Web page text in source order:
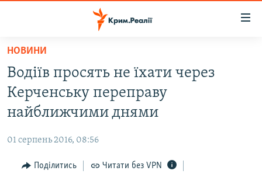
Перейти
основного
матеріалу
Перейти
до
основної
навігації
Перейти
ВОДА.КРИМ
ВІДЕО ТА ФОТО
БЛОГИ
ПОГЛЯД
НОВИНИ
Водіїв просять не їхати через
Керченську переправу
найближчими днями
01 серпень 2016, 08:56
Поділитись Читати без VPN